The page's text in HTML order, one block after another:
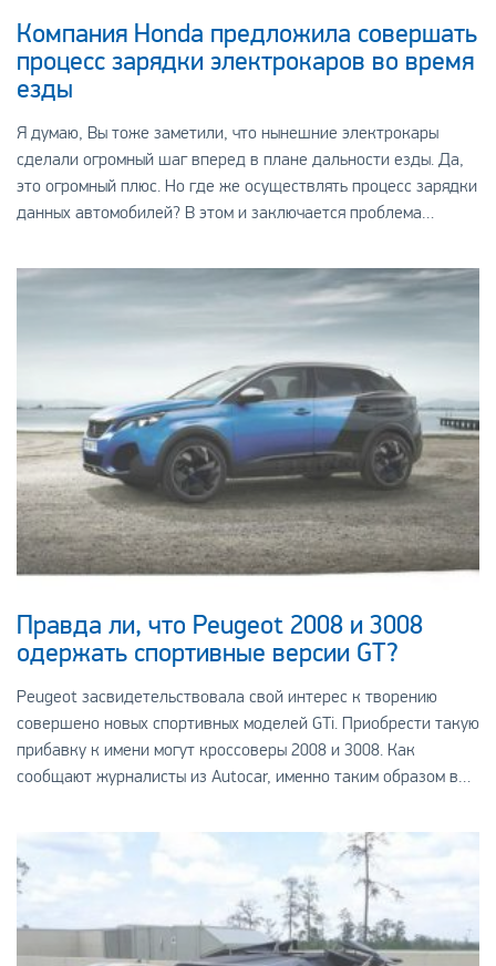
Компания Honda предложила совершать
процесс зарядки электрокаров во время
езды
Я думаю, Вы тоже заметили, что нынешние электрокары
сделали огромный шаг вперед в плане дальности езды. Да,
это огромный плюс. Но где же осуществлять процесс зарядки
данных автомобилей? В этом и заключается проблема
Правда ли, что Peugeot 2008 и 3008
одержать спортивные версии GT?
Peugeot засвидетельствовала свой интерес к творению
совершено новых спортивных моделей GTi. Приобрести такую
прибавку к имени могут кроссоверы 2008 и 3008. Как
сообщают журналисты из Autocar, именно таким образом в